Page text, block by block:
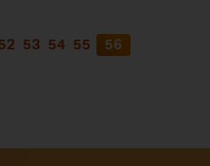
53 54 55 56